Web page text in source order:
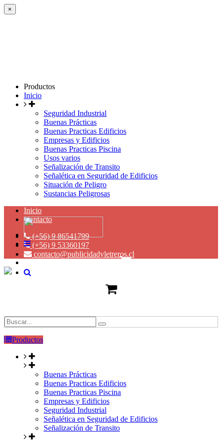
×
Productos
Inicio
Seguridad Industrial
Buenas Prácticas
Buenas Practicas Edificios
Empresas y Edificios
Buenas Practicas Piscina
Usos varios
Señalización de Transito
Señalética en Seguridad de Edificios
Situación de Peligro
Sustancias Peligrosas
Inicio
Contacto
(+56) 9 86541799
(+56) 9 53360197
contacto@publicidadyletreros.cl
Productos
Buenas Prácticas
Buenas Practicas Edificios
Buenas Practicas Piscina
Empresas y Edificios
Seguridad Industrial
Señalética en Seguridad de Edificios
Señalización de Transito